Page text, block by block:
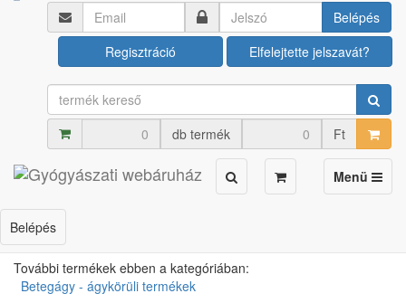
Belépés
Regisztráció
Elfelejtette jelszavát?
db termék Ft
Toggle
navigation
Menü
Belépés
Ápolási termékek Betegágy - ágykörüli termékek
Éjjeli szekrény (fa) 5013
Cikkszám: U00021850
Kérdezzen
További termékek ebben a kategóriában:
Betegágy - ágykörüli termékek